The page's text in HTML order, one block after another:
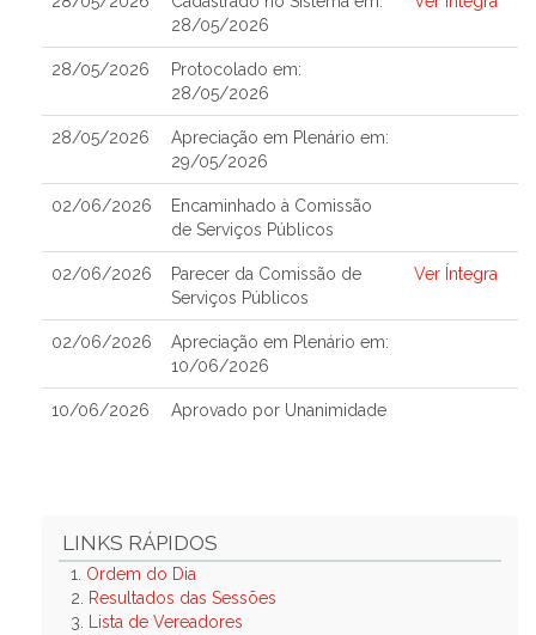
28/05/2026
28/05/2026
Protocolado em:
28/05/2026
28/05/2026
Apreciação em Plenário em:
29/05/2026
02/06/2026
Encaminhado à Comissão
de Serviços Públicos
02/06/2026
Parecer da Comissão de
Serviços Públicos
Ver Íntegra
02/06/2026
Apreciação em Plenário em:
10/06/2026
10/06/2026 Aprovado por Unanimidade
LINKS RÁPIDOS
1. Ordem do Dia
2.
Resultados das Sessões
3.
Lista de Vereadores